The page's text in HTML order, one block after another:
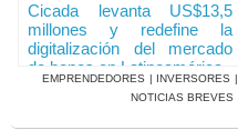
Cicada levanta US$13,5
millones y redefine la
digitalización del mercado
de bonos en Latinoamérica
EMPRENDEDORES | INVERSORES |
NOTICIAS BREVES